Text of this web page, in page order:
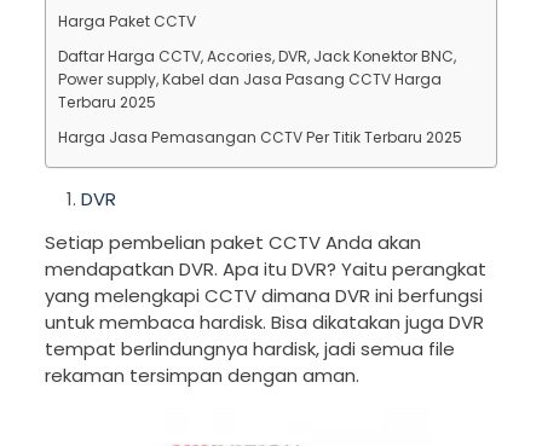
Harga Paket CCTV
Daftar Harga CCTV, Accories, DVR, Jack Konektor BNC,
Power supply, Kabel dan Jasa Pasang CCTV Harga
Terbaru 2025
Harga Jasa Pemasangan CCTV Per Titik Terbaru 2025
DVR
Setiap pembelian paket CCTV Anda akan
mendapatkan DVR. Apa itu DVR? Yaitu perangkat
yang melengkapi CCTV dimana DVR ini berfungsi
untuk membaca hardisk. Bisa dikatakan juga DVR
tempat berlindungnya hardisk, jadi semua file
rekaman tersimpan dengan aman.